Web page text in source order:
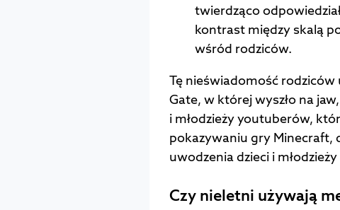
twierdząco
kontrast między skalą
wśród rodziców.
Tę nieświadomość rodziców
Gate, w której wyszło na
i młodzieży youtuberów,
pokazywaniu gry Minecraft,
uwodzenia dzieci i
Czy nieletni używają